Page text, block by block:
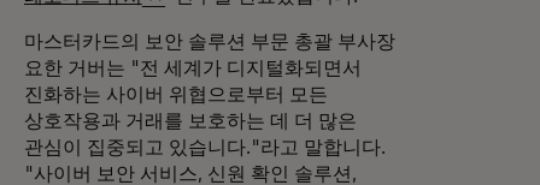
마스터카드의 보안 솔루션 부문 총괄 부사장
요한 거버는 "전 세계가 디지털화되면서
진화하는 사이버 위협으로부터 모든
상호작용과 거래를 보호하는 데 더 많은
관심이 집중되고 있습니다."라고 말합니다.
"사이버 보안 서비스, 신원 확인 솔루션,